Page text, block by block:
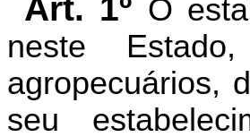
Art. 1º O
neste
agropecuários,
seu